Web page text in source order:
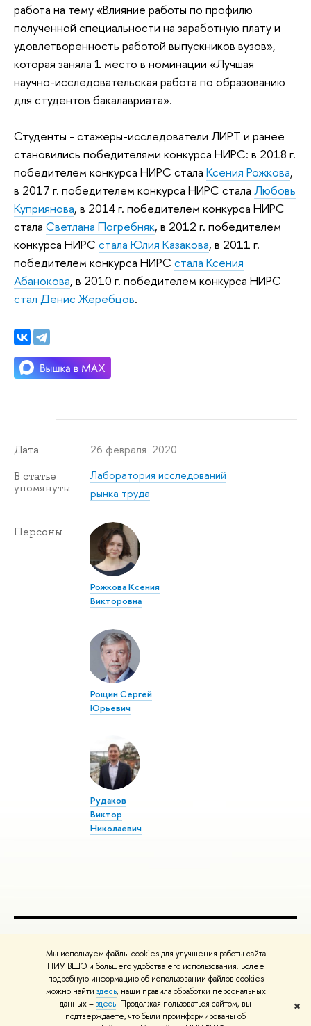
Мы используем файлы cookies для улучшения работы сайта
НИУ ВШЭ и большего удобства его использования. Более
подробную информацию об использовании файлов cookies
можно найти здесь, наши правила обработки персональных
данных –здесь. Продолжая пользоваться сайтом, вы
подтверждаете, что были проинформированы об
✖
работа на тему «Влияние работы по профилю
полученной специальности на заработную плату и
удовлетворенность работой выпускников вузов»,
которая заняла 1 место в номинации «Лучшая
научно-исследовательская работа по образованию
для студентов бакалавриата».
Студенты - стажеры-исследователи ЛИРТ и ранее
становились победителями конкурса НИРС: в 2018 г.
победителем конкурса НИРС стала Ксения Рожкова,
в 2017 г. победителем конкурса НИРС стала Любовь
Куприянова, в 2014 г. победителем конкурса НИРС
стала Светлана Погребняк, в 2012 г. победителем
конкурса НИРС стала Юлия Казакова, в 2011 г.
победителем конкурса НИРС стала Ксения
Абанокова, в 2010 г. победителем конкурса НИРС
стал Денис Жеребцов.
Дата 26 февраля 2020
В статье
упомянуты
Лаборатория исследований
рынка труда
Персоны
Рожкова Ксения
Викторовна
Рощин Сергей
Юрьевич
Рудаков
Виктор
Николаевич
Министерство науки и высшего образования РФ
Министерство просвещения РФ
Массовые открытые онлайн-курсы